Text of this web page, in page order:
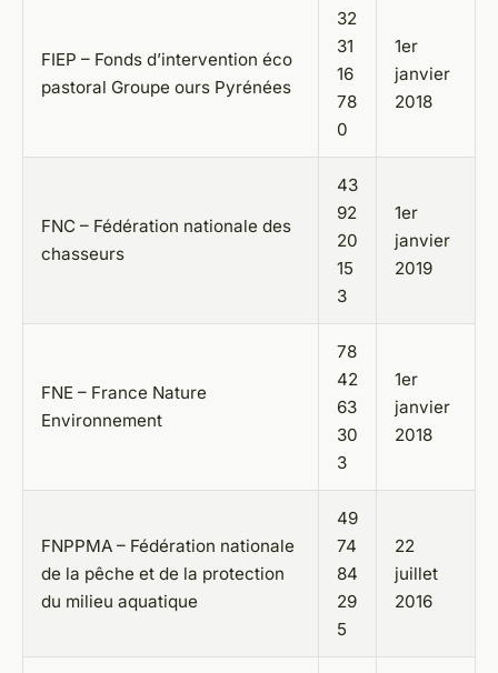
FIEP – Fonds d’intervention éco
pastoral Groupe ours Pyrénées
32
31
16
78
0
1er
janvier
2018
FNC – Fédération nationale des
chasseurs
43
92
20
15
3
1er
janvier
2019
FNE – France Nature
Environnement
78
42
63
30
3
1er
janvier
2018
FNPPMA – Fédération nationale
de la pêche et de la protection
du milieu aquatique
49
74
84
29
5
22
juillet
2016